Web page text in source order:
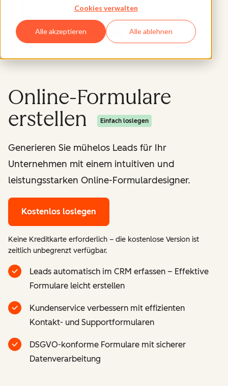
Cookies verwalten
Alle akzeptieren Alle ablehnen
Online-Formulare
erstellen
Einfach loslegen
Generieren Sie mühelos Leads für Ihr
Unternehmen mit einem intuitiven und
leistungsstarken Online-Formulardesigner.
Kostenlos loslegen
Keine Kreditkarte erforderlich – die kostenlose Version ist
zeitlich unbegrenzt verfügbar.
Leads automatisch im CRM erfassen – Effektive
Formulare leicht erstellen
Kundenservice verbessern mit effizienten
Kontakt- und Supportformularen
DSGVO-konforme Formulare mit sicherer
Datenverarbeitung